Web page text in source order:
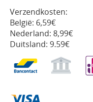
Verzendkosten:
België: 6,59€
Nederland: 8,99€
Duitsland: 9.59€